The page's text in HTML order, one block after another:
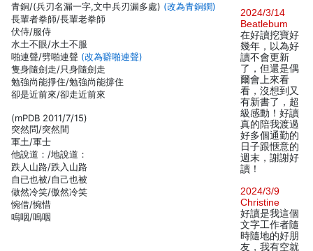
青銅/(兵刃名漏一字,文中兵刃漏多處) (改為青銅鐧)
長輩者拳師/長輩老拳師
伏侍/服侍
水土不眼/水土不服
啪連聲/劈啪連聲 (改為噼啪連聲)
隻身隨劍走/只身隨劍走
勉強尚能掙住/勉強尚能撐住
卻是近前來/卻走近前來
(mPDB 2011/7/15)
突然問/突然間
軍土/軍士
他說道：/地說道：
跌人山路/跌入山路
自已也被/自己也被
做然冷笑/傲然冷笑
惋借/惋惜
鳴咽/嗚咽
2024/3/14
Beatlebum
在好讀挖寶好
幾年，以為好
讀不會更新
了，但還是偶
爾會上來看
看，沒想到又
有新書了，超
級感動！好讀
真的陪我渡過
好多個通勤的
日子跟愜意的
週末，謝謝好
讀！
2024/3/9
Christine
好讀是我這個
文字工作者隨
時隨地的好朋
友，我有空就